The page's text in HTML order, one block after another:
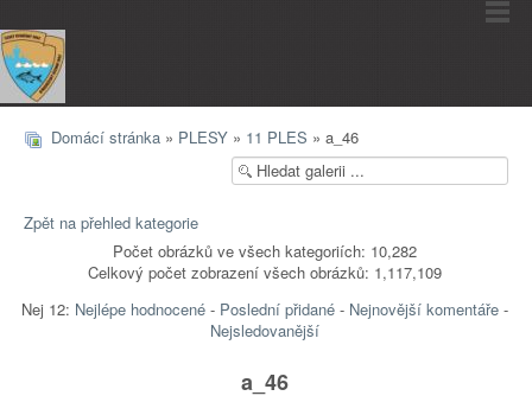
Domácí stránka » PLESY » 11 PLES » a_46
Zpět na přehled kategorie
Počet obrázků ve všech kategoriích: 10,282
Celkový počet zobrazení všech obrázků: 1,117,109
Nej 12: Nejlépe hodnocené- Poslední přidané- Nejnovější komentáře-
Nejsledovanější
a_46